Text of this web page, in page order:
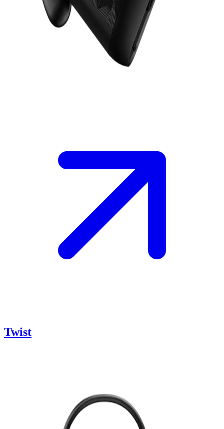
Twist